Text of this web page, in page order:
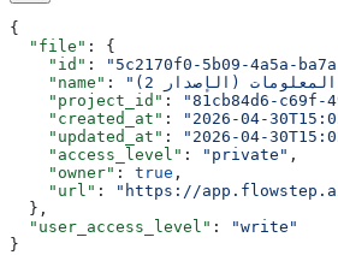
{
  "file"
: {
    "id"
: "5c2170f0-5b09-4a5a-
    "name"
:
    "project_id"
:
"81cb84d6-c69f-
    "created_at"
: "2026-04-
    "updated_at"
: "2026-04-
    "access_level"
: "private" ,
    "owner"
: true ,
    "url"
:
"https://
  },
  "user_access_level"
:
"write"
}